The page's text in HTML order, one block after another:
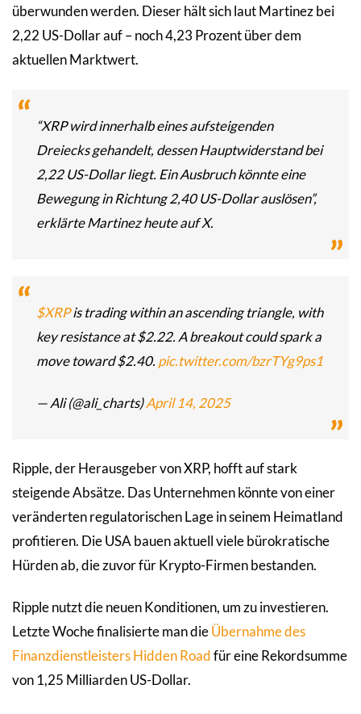
überwunden werden. Dieser hält sich laut Martinez bei
2,22 US-Dollar auf – noch 4,23 Prozent über dem
aktuellen Marktwert.
“XRP wird innerhalb eines aufsteigenden
Dreiecks gehandelt, dessen Hauptwiderstand bei
2,22 US-Dollar liegt. Ein Ausbruch könnte eine
Bewegung in Richtung 2,40 US-Dollar auslösen”,
erklärte Martinez heute auf X.
$XRPis trading within an ascending triangle, with
key resistance at $2.22. A breakout could spark a
move toward $2.40. pic.twitter.com/bzrTYg9ps1
— Ali (@ali_charts)April 14, 2025
Ripple, der Herausgeber von XRP, hofft auf stark
steigende Absätze. Das Unternehmen könnte von einer
veränderten regulatorischen Lage in seinem Heimatland
profitieren. Die USA bauen aktuell viele bürokratische
Hürden ab, die zuvor für Krypto-Firmen bestanden.
Ripple nutzt die neuen Konditionen, um zu investieren.
Letzte Woche finalisierte man dieÜbernahme des
Finanzdienstleisters Hidden Roadfür eine Rekordsumme
von 1,25 Milliarden US-Dollar.